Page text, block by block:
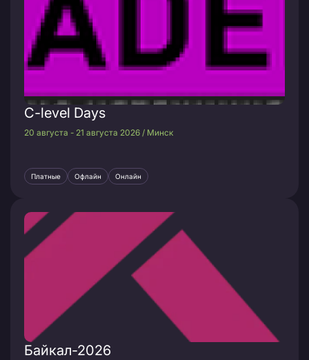
C-level Days
20 августа - 21 августа 2026 / Минск
Платные Офлайн Онлайн
Байкал-2026